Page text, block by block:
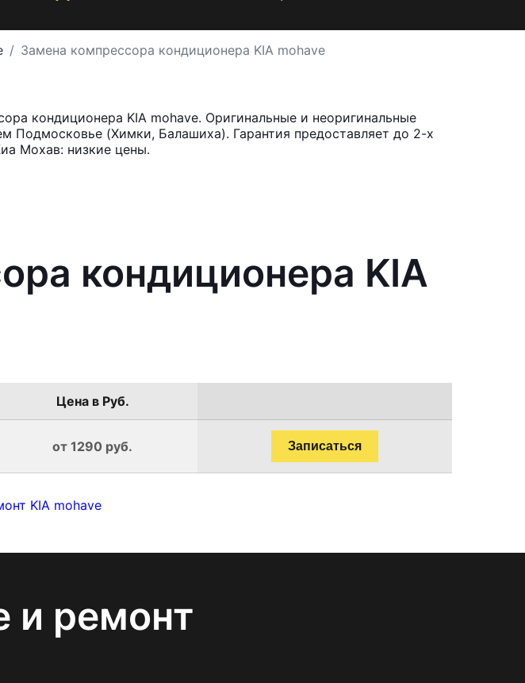
Замена компрессора кондиционера KIA mohave
кондиционера KIA mohave. Оригинальные и неоригинальные
Подмосковье (Химки, Балашиха). Гарантия предоставляет до 2-х
Мохав: низкие цены.
кондиционера KIA
Цена в Руб.
от 1290 руб. Записаться
KIA mohave
и ремонт